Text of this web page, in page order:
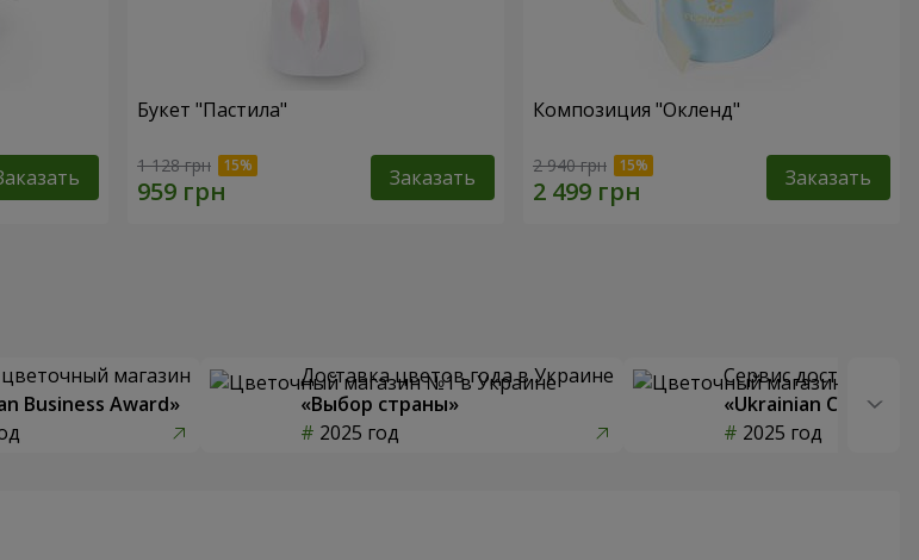
Букет "Пастила"
1 128 грн Заказать
Композиция "Окленд"
2 940 грн Заказать
магазин
Business Award»
Доставка цветов года в Украине
«Выбор страны»
2025 год
Сервис доставки
«Ukrainian Choice»
2025 год